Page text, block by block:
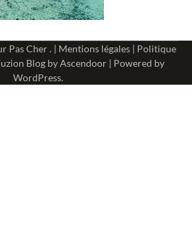
Pas Cher. | Mentions légales| Politique
Blog byAscendoor| Powered by
WordPress.